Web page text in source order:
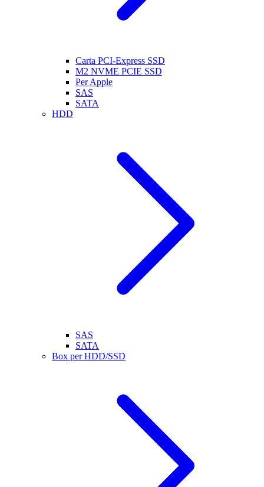
Carta PCI-Express SSD
M2 NVME PCIE SSD
Per Apple
SAS
SATA
HDD
SAS
SATA
Box per HDD/SSD